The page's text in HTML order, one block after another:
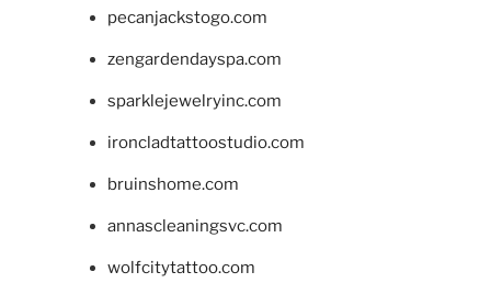
pecanjackstogo.com
zengardendayspa.com
sparklejewelryinc.com
ironcladtattoostudio.com
bruinshome.com
annascleaningsvc.com
wolfcitytattoo.com